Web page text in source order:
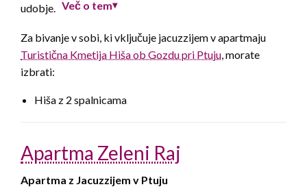
udobje.
Več o tem▾
Za bivanje v sobi, ki vključuje jacuzzijem v apartmaju
Turistična Kmetija Hiša ob Gozdu pri Ptuju , morate
izbrati:
Hiša z 2 spalnicama
Apartma Zeleni Raj
Apartma z Jacuzzijem v Ptuju